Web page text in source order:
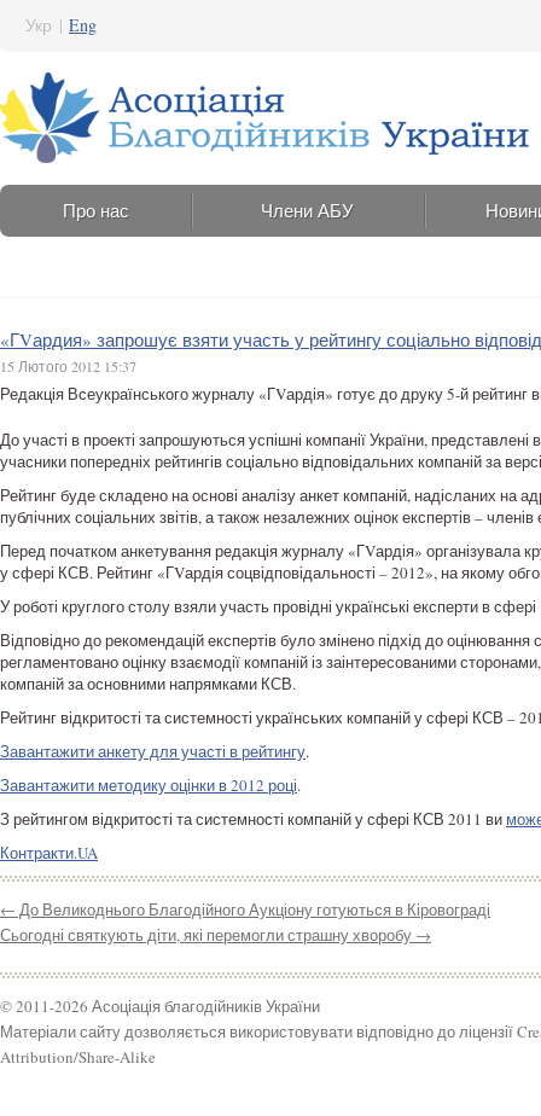
Укр | Eng
Про нас Члени АБУ
«ГVардия» запрошує взяти участь у рейтингу соціально
15 Лютого 2012 15:37
Редакція Всеукраїнського журналу «ГVардія» готує до друку 5-й рейтинг
До участі в проекті запрошуються успішні компанії України,
учасники попередніх рейтингів соціально відповідальних компаній за
Рейтинг буде складено на основі аналізу анкет компаній, надісланих на
публічних соціальних звітів, а також незалежних оцінок експертів –
Перед початком анкетування редакція журналу «ГVардія» організувала
у сфері КСВ. Рейтинг «ГVардія соцвідповідальності – 2012», на якому
У роботі круглого столу взяли участь провідні українські експерти в
Відповідно до рекомендацій експертів було змінено підхід до оцінювання
регламентовано оцінку взаємодії компаній із заінтересованими
компаній за основними напрямками КСВ.
Рейтинг відкритості та системності українських компаній у сфері КСВ –
Завантажити анкету для участі в рейтингу.
Завантажити методику оцінки в 2012 році.
З рейтингом відкритості та системності компаній у сфері КСВ 2011 ви
Контракти.UA
← До Великоднього Благодійного Аукціону готуються в Кіровограді
Сьогодні святкують діти, які перемогли страшну хворобу →
© 2011-2026 Асоціація благодійників України
Матеріали сайту дозволяється використовувати відповідно до ліцензії
Attribution/Share-Alike